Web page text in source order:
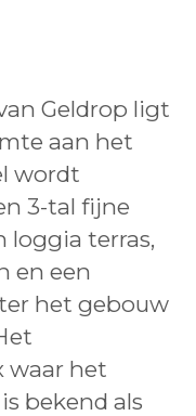
Geldrop ligt
aan het
wordt
3-tal fijne
loggia terras,
en een
het gebouw
waar het
bekend als